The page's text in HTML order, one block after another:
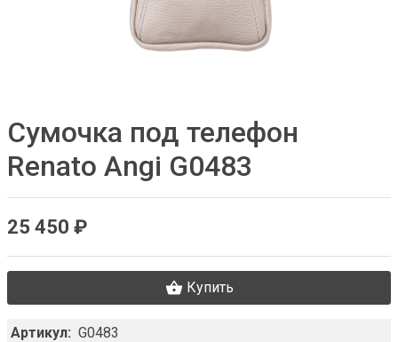
Сумочка под телефон
Renato Angi G0483
25 450 ₽
Купить
Артикул: G0483